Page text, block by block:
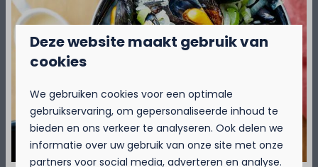
Meer info? Bekijk de algemene
voorwaarden
Deze website maakt gebruik van
cookies
We gebruiken cookies voor een optimale
gebruikservaring, om gepersonaliseerde inhoud te
bieden en ons verkeer te analyseren. Ook delen we
informatie over uw gebruik van onze site met onze
partners voor social media, adverteren en analyse.